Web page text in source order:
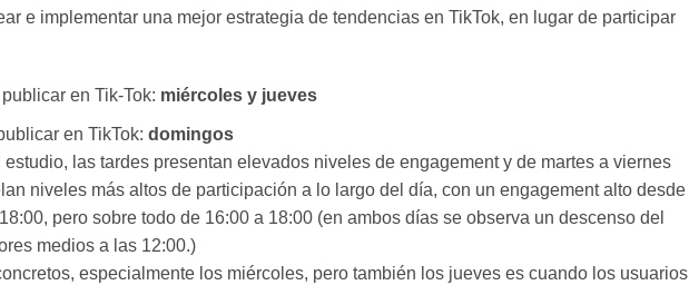
e implementar una mejor estrategia de tendencias en TikTok, en lugar de participar
en Tik-Tok: miércoles y jueves
en TikTok: domingos
estudio, las tardes presentan elevados niveles de engagement y de martes a viernes
niveles más altos de participación a lo largo del día, con un engagement alto desde
pero sobre todo de 16:00 a 18:00 (en ambos días se observa un descenso del
medios a las 12:00.)
especialmente los miércoles, pero también los jueves es cuando los usuarios